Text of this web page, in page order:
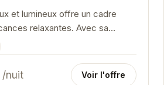
et lumineux offre un cadre
relaxantes. Avec sa
couvert et sa connexion Wi-
/nuit Voir l'offre